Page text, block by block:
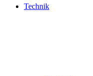
Technik